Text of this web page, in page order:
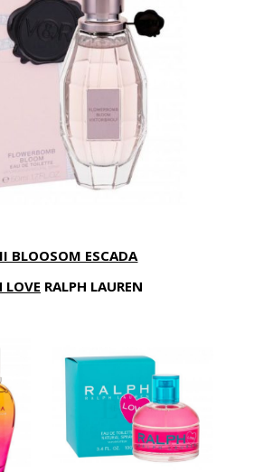
BLOOSOM ESCADA
LOVE RALPH LAUREN